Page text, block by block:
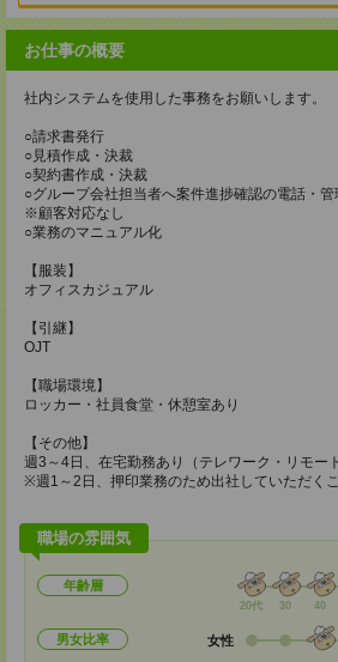
お仕事の概要
社内システムを使用した事務をお願いします。
○請求書発行
○見積作成・決裁
○契約書作成・決裁
○グループ会社担当者へ案件進捗確認の電話・管
※顧客対応なし
○業務のマニュアル化
【服装】
オフィスカジュアル
【引継】
OJT
【職場環境】
ロッカー・社員食堂・休憩室あり
【その他】
週3～4日、在宅勤務あり（テレワーク・リモー
※週1～2日、押印業務のため出社していただくこ
職場の雰囲気
年齢層
20代 30 40
男女比率 女性